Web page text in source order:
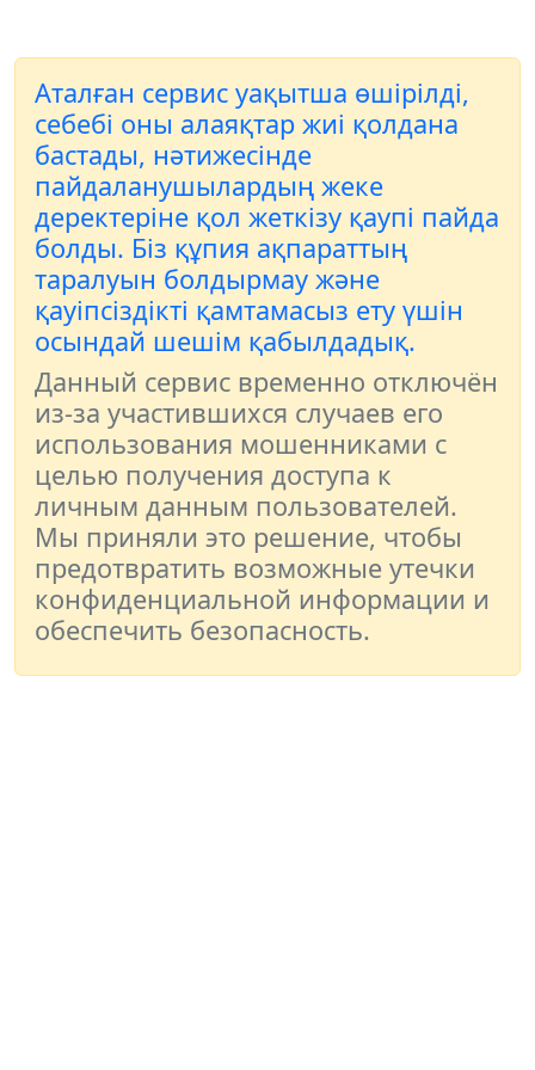
Аталған сервис уақытша өшірілді,
себебі оны алаяқтар жиі қолдана
бастады, нәтижесінде
пайдаланушылардың жеке
деректеріне қол жеткізу қаупі пайда
болды. Біз құпия ақпараттың
таралуын болдырмау және
қауіпсіздікті қамтамасыз ету үшін
осындай шешім қабылдадық.
Данный сервис временно отключён
из-за участившихся случаев его
использования мошенниками с
целью получения доступа к
личным данным пользователей.
Мы приняли это решение, чтобы
предотвратить возможные утечки
конфиденциальной информации и
обеспечить безопасность.